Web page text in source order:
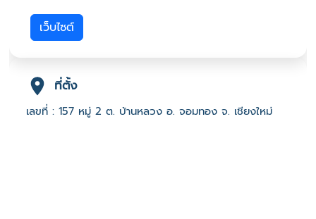
เว็บไซต์
ที่ตั้ง
เลขที่ : 157 หมู่ 2 ต. บ้านหลวง อ. จอมทอง จ. เชียงใหม่